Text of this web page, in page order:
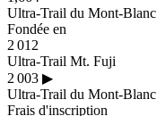
Ultra-Trail du Mont-Blanc
Fondée en
2 012
Ultra-Trail Mt. Fuji
2 003 ▶
Ultra-Trail du Mont-Blanc
Frais d'inscription